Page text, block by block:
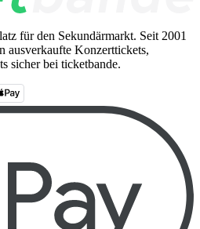
für den Sekundärmarkt. Seit 2001
Konzerttickets,
sicher bei ticketbande.